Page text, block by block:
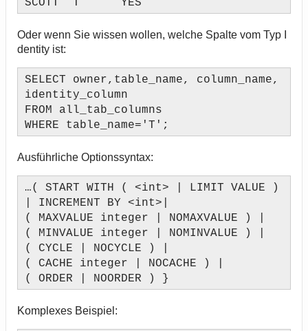
SCOTT T YES
Oder wenn Sie wissen wollen, welche Spalte vom Typ I
dentity ist:
SELECT owner,table_name, column_name,
identity_column
FROM all_tab_columns
WHERE table_name='T';
Ausführliche Optionssyntax:
…( START WITH ( <int> | LIMIT VALUE )
| INCREMENT BY <int>|
( MAXVALUE integer | NOMAXVALUE ) |
( MINVALUE integer | NOMINVALUE ) |
( CYCLE | NOCYCLE ) |
( CACHE integer | NOCACHE ) |
( ORDER | NOORDER ) }
Komplexes Beispiel: